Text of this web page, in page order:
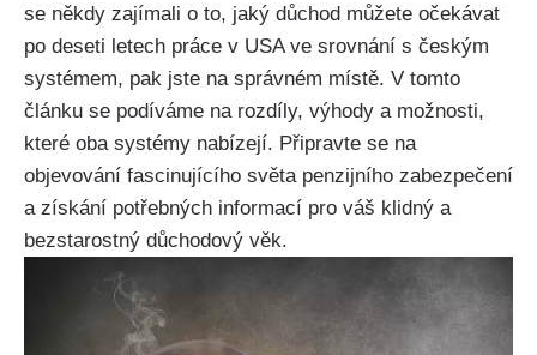
se někdy zajímali o to, jaký důchod můžete očekávat
po deseti letech práce v USA ve srovnání s českým
systémem, pak jste na správném místě. V tomto
článku se podíváme na rozdíly, výhody a možnosti,
které oba systémy nabízejí. Připravte se na
objevování fascinujícího světa penzijního zabezpečení
a získání potřebných informací pro váš klidný a
bezstarostný důchodový věk.